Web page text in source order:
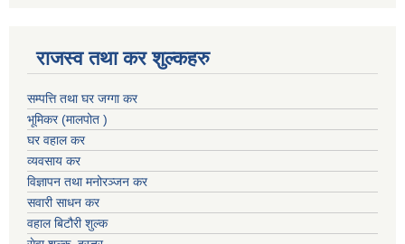
राजस्व तथा कर शुल्कहरु
सम्पत्ति तथा घर जग्गा कर
भूमिकर (मालपोत )
घर वहाल कर
व्यवसाय कर
विज्ञापन तथा मनोरञ्जन कर
सवारी साधन कर
वहाल बिटौरी शुल्क